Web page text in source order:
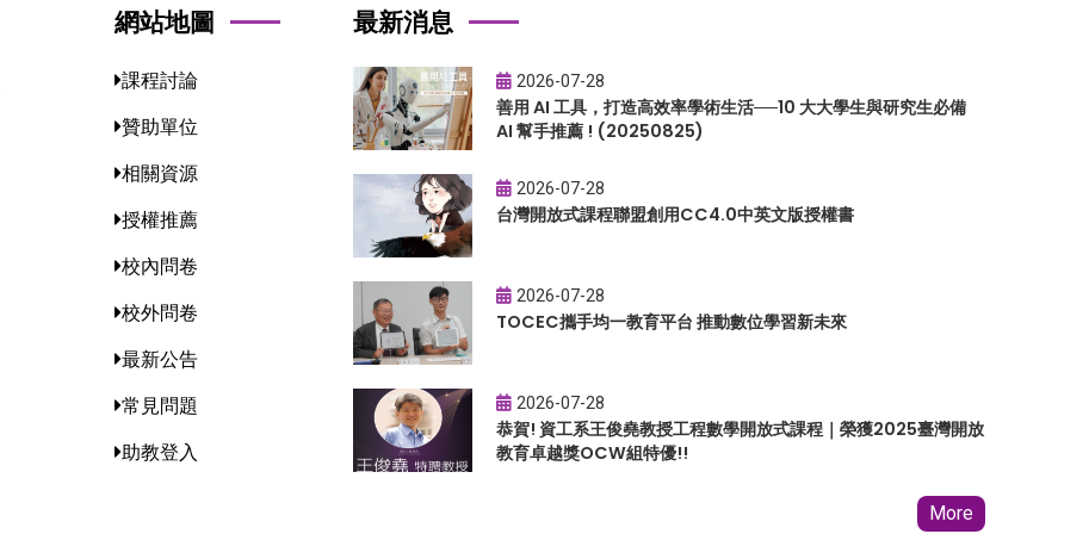
網站地圖
課程討論
贊助單位
相關資源
授權推薦
校內問卷
校外問卷
最新公告
常見問題
助教登入
最新消息
2026-07-28
善用 AI 工具，打造高效率學術生活──10 大大學生與研究生必備
AI 幫手推薦 ! (20250825)
2026-07-28
台灣開放式課程聯盟創用CC4.0中英文版授權書
2026-07-28
TOCEC攜手均一教育平台 推動數位學習新未來
2026-07-28
恭賀! 資工系王俊堯教授工程數學開放式課程｜榮獲2025臺灣開放
教育卓越獎OCW組特優!!
More